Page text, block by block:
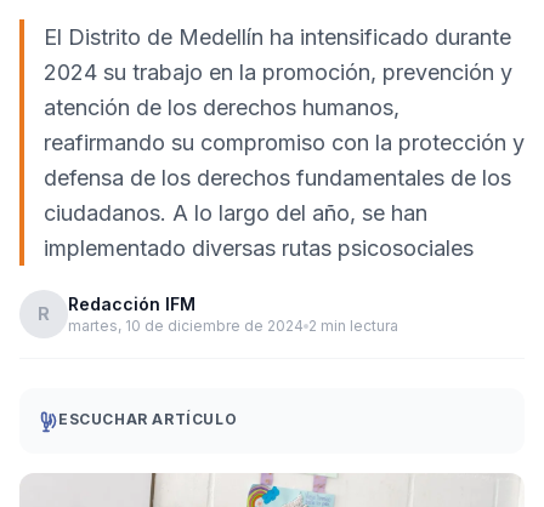
El Distrito de Medellín ha intensificado durante
2024 su trabajo en la promoción, prevención y
atención de los derechos humanos,
reafirmando su compromiso con la protección y
defensa de los derechos fundamentales de los
ciudadanos. A lo largo del año, se han
implementado diversas rutas psicosociales
R Redacción IFM
martes, 10 de diciembre de 2024 2 min lectura
ESCUCHAR ARTÍCULO